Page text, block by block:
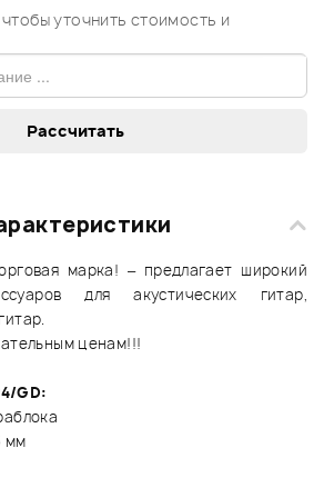
уточнить стоимость и
марка! – предлагает широкий
для акустических гитар,
ценам!!!
GD:
мм